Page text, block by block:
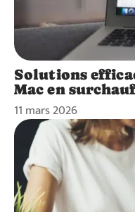
Solutions
Mac en
11 mars 2026